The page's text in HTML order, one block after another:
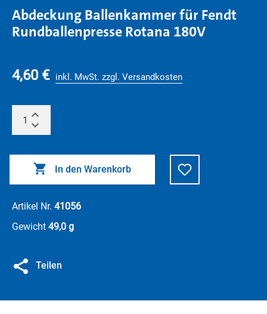
Abdeckung Ballenkammer für Fendt
Rundballenpresse Rotana 180V
4,60 € inkl. MwSt. zzgl. Versandkosten
In den Warenkorb
Artikel Nr. 41056
Gewicht 49,0 g
Teilen